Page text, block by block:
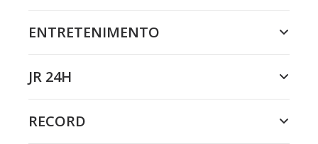
ENTRETENIMENTO
JR 24H
RECORD